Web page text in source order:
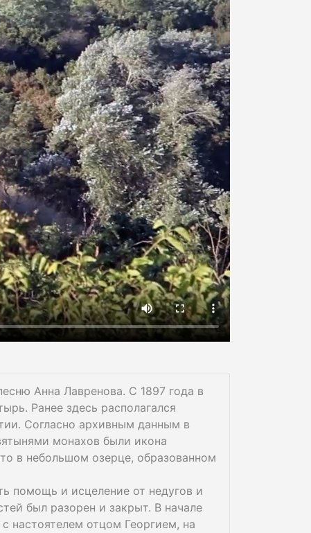
Анна Лавренова. С 1897 года в
Ранее здесь располагался
Согласно архивным данным в
монахов были икона
в небольшом озерце, образованном
помощь и исцеление от недугов и
был разорен и закрыт. В начале
настоятелем отцом Георгием, на